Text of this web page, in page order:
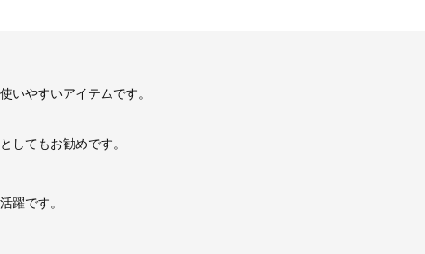
いやすいアイテムです。
してもお勧めです。
躍です。